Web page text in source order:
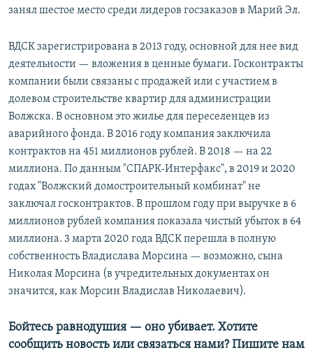
занял шестое место среди лидеров госзаказов в Марий Эл.
ВДСК зарегистрирована в 2013 году, основной для нее вид
деятельности — вложения в ценные бумаги. Госконтракты
компании были связаны с продажей или с участием в
долевом строительстве квартир для администрации
Волжска. В основном это жилье для переселенцев из
аварийного фонда. В 2016 году компания заключила
контрактов на 451 миллионов рублей. В 2018 — на 22
миллиона. По данным "СПАРК-Интерфакс", в 2019 и 2020
годах "Волжский домостроительный комбинат" не
заключал госконтрактов. В прошлом году при выручке в 6
миллионов рублей компания показала чистый убыток в 64
миллиона. 3 марта 2020 года ВДСК перешла в полную
собственность Владислава Морсина — возможно, сына
Николая Морсина (в учредительных документах он
значится, как Морсин Владислав Николаевич).
Бойтесь равнодушия — оно убивает. Хотите
сообщить новость или связаться нами? Пишите нам